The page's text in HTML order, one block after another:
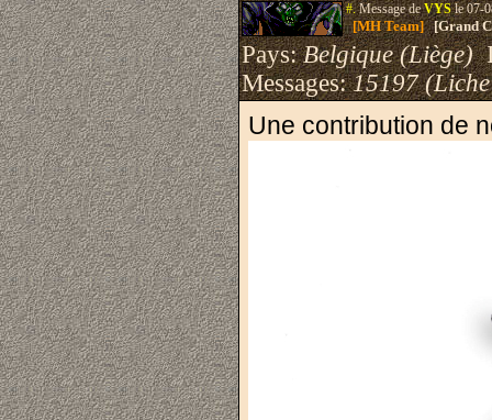
#.Message deVYSle 07-
[MH Team][Grand
Pays:Belgique (Liège)
Messages:15197
Une contribution de